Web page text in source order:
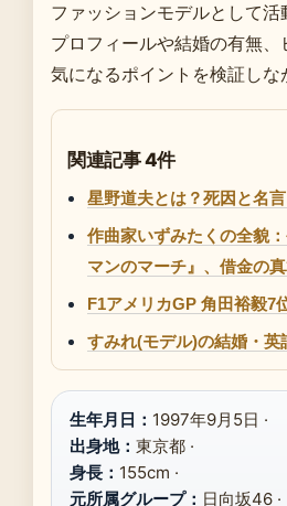
ファッションモデルとして
プロフィールや結婚の有無
気になるポイントを検証し
関連記事 4件
星野道夫とは？死因と名
作曲家いずみたくの全貌
マンのマーチ』、借金の
F1アメリカGP 角田裕毅7
すみれ(モデル)の結婚・
生年月日： 1997年9月5日 ·
出身地： 東京都 ·
身長： 155cm ·
元所属グループ： 日向坂46 ·